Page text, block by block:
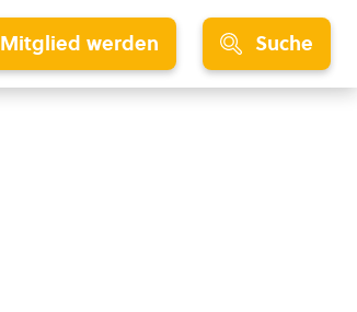
Mitglied werden Suche